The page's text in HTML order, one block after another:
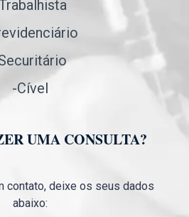
-Cível
UMA CONSULTA?
contato, deixe os seus dados
abaixo: